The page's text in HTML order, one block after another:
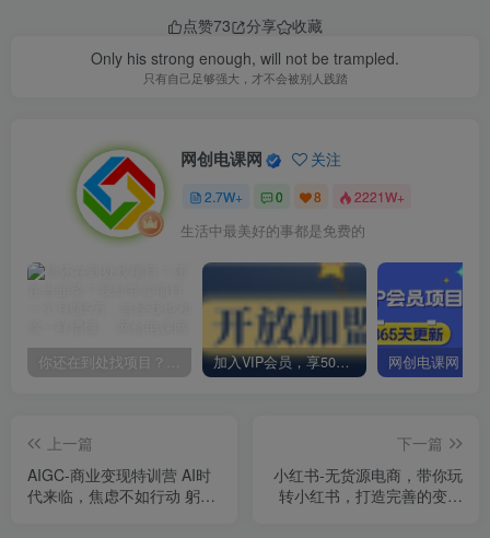
点赞73 分享
收藏
Only his strong enough, will not be trampled.
只有自己足够强大，才不会被别人践踏
网创电课网 关注
2.7W+ 0 8 2221W+
生活中最美好的事都是免费的
你还在到处找项目？还在当韭菜？我却靠卖项目一个月赚5万，曾经我也和你一样懵懂。 加入VIP会员，享50%的推广提成，免费学习多种网上创业课程，菜鸟秒变大神！
上一篇
AIGC-商业变现特训营 AI时
代来临，焦虑不如行动 躬身
下一篇
小红书-无货源电商，带你玩
转小红书，打造完善的变现